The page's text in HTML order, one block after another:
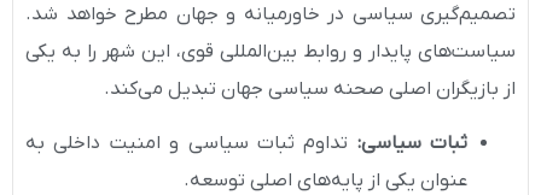
تصمیم‌گیری سیاسی در خاورمیانه و جهان مطرح خواهد شد.
سیاست‌های پایدار و روابط بین‌المللی قوی، این شهر را به یکی
از بازیگران اصلی صحنه سیاسی جهان تبدیل می‌کند.
ثبات سیاسی:تداوم ثبات سیاسی و امنیت داخلی به
عنوان یکی از پایه‌های اصلی توسعه.